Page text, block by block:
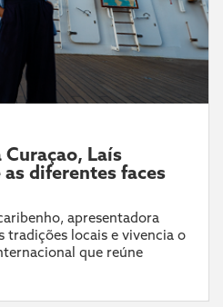
Curaçao, Laís
as diferentes faces
apresentadora
tradições locais e vivencia o
que reúne